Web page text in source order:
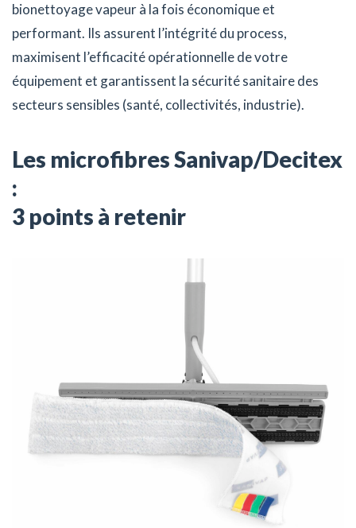
bionettoyage vapeur à la fois économique et
performant. Ils assurent l’intégrité du process,
maximisent l’efficacité opérationnelle de votre
équipement et garantissent la sécurité sanitaire des
secteurs sensibles (santé, collectivités, industrie).
Les microfibres Sanivap/Decitex
:
3 points à retenir